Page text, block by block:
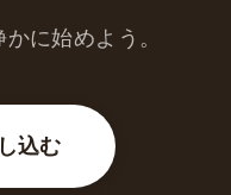
に始めよう。
込む